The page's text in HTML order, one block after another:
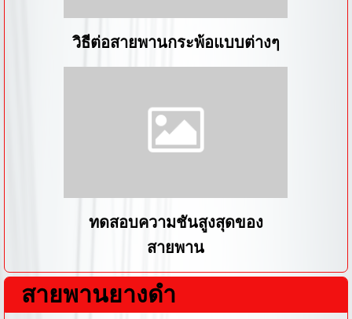
วิธีต่อสายพานกระพ้อแบบต่างๆ
ทดสอบความชันสูงสุดของ
สายพาน
สายพานยางดำ